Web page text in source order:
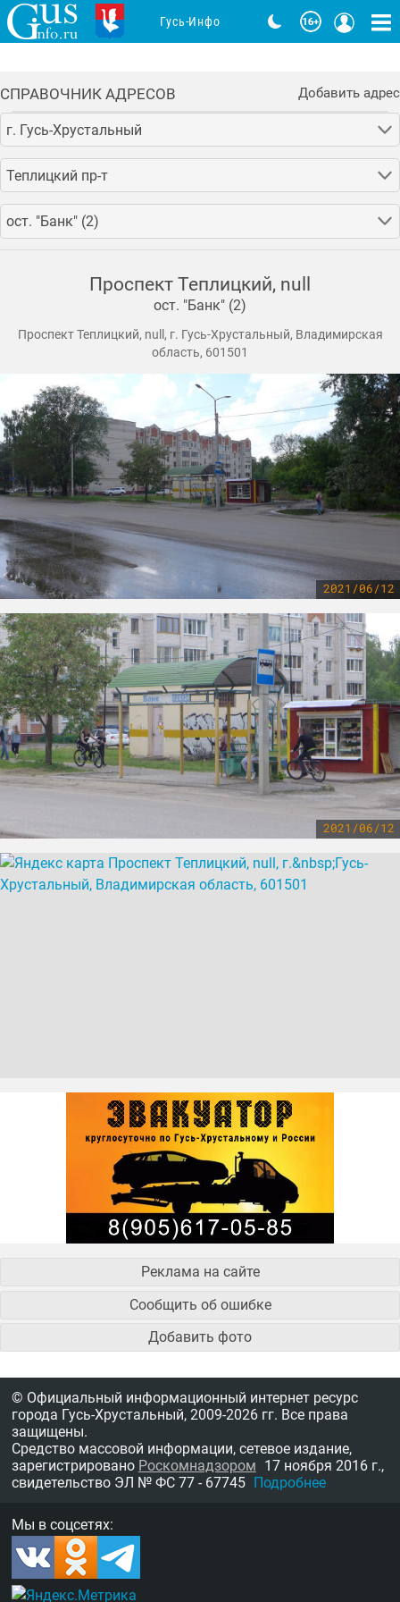
СПРАВОЧНИК АДРЕСОВ Добавить адрес
г. Гусь-Хрустальный
Теплицкий пр-т
ост. "Банк" (2)
Проспект Теплицкий, null
ост. "Банк" (2)
Проспект Теплицкий, null, г. Гусь-Хрустальный, Владимирская
область, 601501
2021/06/12
2021/06/12
Реклама на сайте
Сообщить об ошибке
Добавить фото
Гусь-Инфо
© Официальный информационный интернет ресурс
города Гусь-Хрустальный, 2009-2026 гг. Все права
защищены.
Средство массовой информации, сетевое издание,
зарегистрировано Роскомнадзором 17 ноября 2016 г.,
свидетельство ЭЛ № ФС 77 - 67745 Подробнее
Мы в соцсетях: